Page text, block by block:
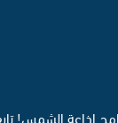
إذاعة الشمس!